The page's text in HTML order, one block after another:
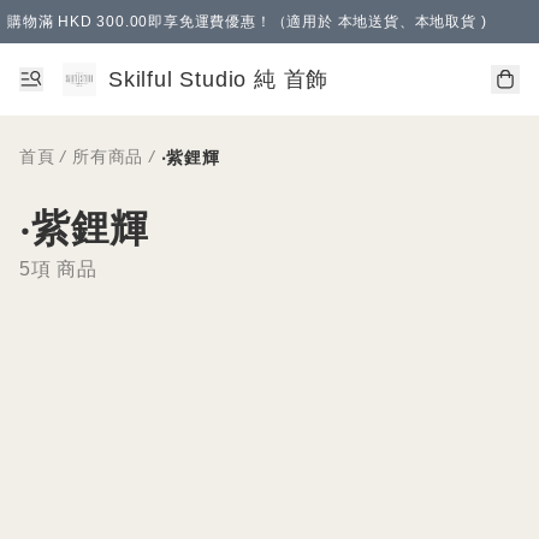
購物滿 HKD 300.00即享免運費優惠！（適用於 本地送貨、本地取貨 )
Skilful Studio 純 首飾
首頁 / 所有商品 / ‧紫鋰輝
‧紫鋰輝
5項 商品